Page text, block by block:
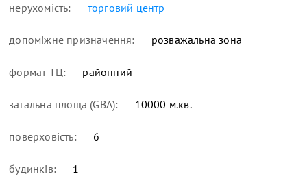
нерухомість: торговий центр
допоміжне призначення: розважальна зона
формат ТЦ: районний
загальна площа (GBA): 10000 м.кв.
поверховість: 6
будинків: 1